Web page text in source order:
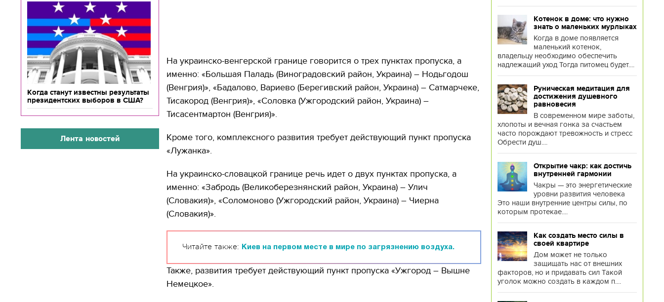
Когда станут известны результаты
президентских выборов в США?
Лента новостей
На украинско-венгерской границе говорится о трех пунктах пропуска, а
именно: «Большая Паладь (Виноградовский район, Украина) – Нодьгодош
(Венгрия)», «Бадалово, Вариево (Берегивский район, Украина) – Сатмарчеке,
Тисакород (Венгрия)», «Соловка (Ужгородский район, Украина) –
Тисасентмартон (Венгрия)».
Кроме того, комплексного развития требует действующий пункт пропуска
«Лужанка».
На украинско-словацкой границе речь идет о двух пунктах пропуска, а
именно: «Забродь (Великоберезнянский район, Украина) – Улич
(Словакия)», «Соломоново (Ужгородский район, Украина) – Чиерна
(Словакия)».
Читайте также: Киев на первом месте в мире по загрязнению воздуха.
Также, развития требует действующий пункт пропуска «Ужгород – Вышне
Немецкое».
Котенок в доме: что нужно
знать о маленьких мурлыках
Когда в доме появляется
маленький котенок,
владельцу необходимо обеспечить
надлежащий уход Тогда питомец будет....
Руническая медитация для
достижения душевного
равновесия
В современном мире заботы,
хлопоты и вечная гонка за счастьем
часто порождают тревожность и стресс
Обрести душ....
Открытие чакр: как достичь
внутренней гармонии
Чакры — это энергетические
уровни развития человека
Это наши внутренние центры силы, по
которым протекае....
Как создать место силы в
своей квартире
Дом может не только
защищать нас от внешних
факторов, но и придавать сил Такой
уголок можно создать в каждом п....